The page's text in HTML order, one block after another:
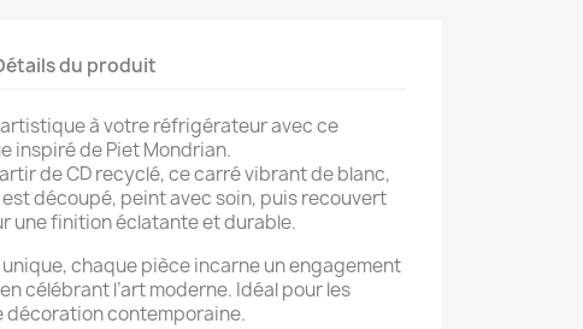
du produit
à votre réfrigérateur avec ce
inspiré de Piet Mondrian.
de CD recyclé, ce carré vibrant de blanc,
découpé, peint avec soin, puis recouvert
une finition éclatante et durable.
chaque pièce incarne un engagement
célébrant l’art moderne. Idéal pour les
décoration contemporaine.